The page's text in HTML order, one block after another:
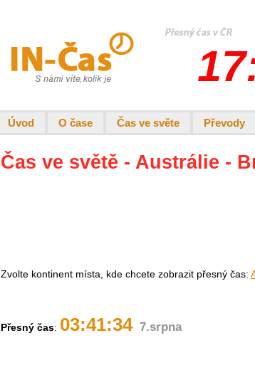
Úvod O čase Čas ve světe Převody
Čas ve světě - Austrálie -
Zvolte kontinent místa, kde chcete zobrazit přesný čas:
Přesný čas: 03:41:34 7.srpna